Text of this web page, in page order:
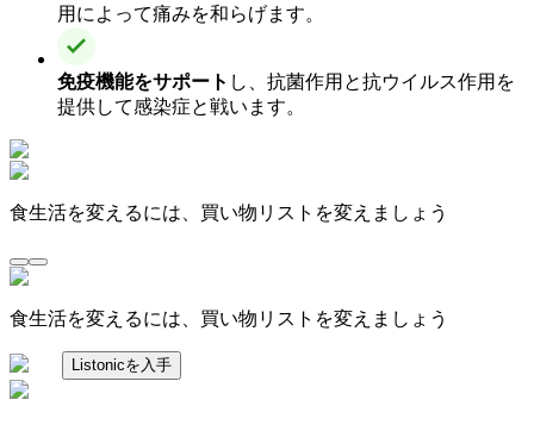
用によって痛みを和らげます。
免疫機能をサポート し、抗菌作用と抗ウイルス作用を
提供して感染症と戦います。
食生活を変えるには、買い物リストを変えましょう
食生活を変えるには、買い物リストを変えましょう
Listonicを入手